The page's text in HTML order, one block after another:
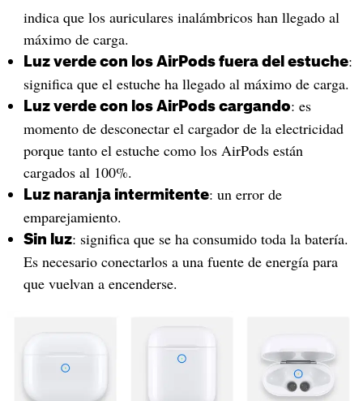
indica que los auriculares inalámbricos han llegado al
máximo de carga.
Luz verde con los AirPods fuera del estuche:
significa que el estuche ha llegado al máximo de carga.
Luz verde con los AirPods cargando: es
momento de desconectar el cargador de la electricidad
porque tanto el estuche como los AirPods están
cargados al 100%.
Luz naranja intermitente: un error de
emparejamiento.
Sin luz: significa que se ha consumido toda la batería.
Es necesario conectarlos a una fuente de energía para
que vuelvan a encenderse.